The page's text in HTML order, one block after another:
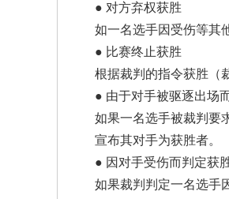
● 对方弃权获胜
如一名选手因受伤等其
● 比赛终止获胜
根据裁判的指令获胜（
● 由于对手被驱逐出场
如果一名选手被裁判要
宣布其对手为获胜者。
● 因对手受伤而判定获
如果裁判判定一名选手